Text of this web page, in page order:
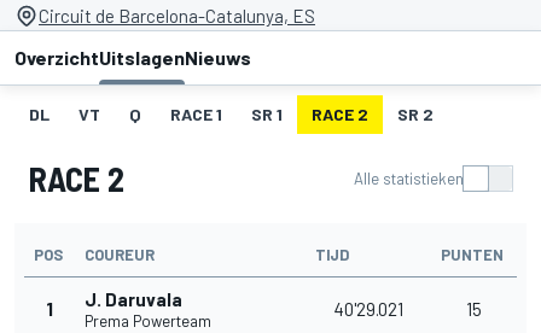
Circuit de Barcelona-Catalunya, ES
OverzichtUitslagenNieuws
DL VT Q RACE 1 SR 1 RACE 2 SR 2
RACE 2 Alle statistieken
POS COUREUR TIJD PUNTEN
1 J. Daruvala
Prema Powerteam
40'29.021 15